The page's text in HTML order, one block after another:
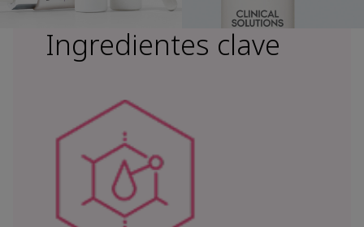
Ingredientes clave